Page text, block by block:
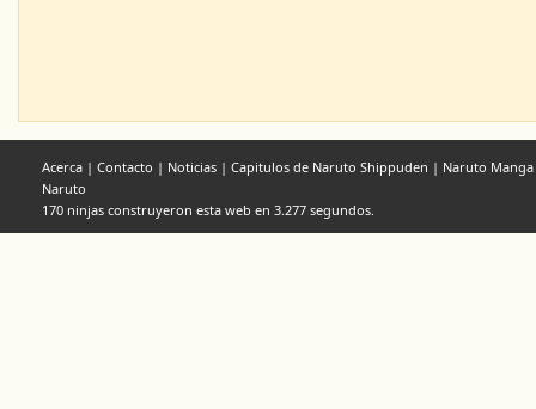
Acerca | Contacto | Noticias | Capitulos de Naruto Shippuden | Naruto Manga
Naruto
170 ninjas construyeron esta web en 3.277 segundos.